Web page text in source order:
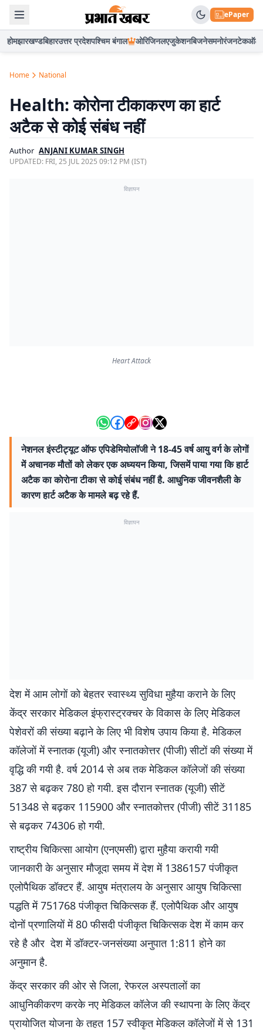
ePaper
होमझारखण्डबिहारउत्तर प्रदेशपश्चिम बंगाल ओरिजिनलएजुकेशनबिजनेसमनोरंजनटेकऑटो
Home National
Health: कोरोना टीकाकरण का हार्ट
अटैक से कोई संबंध नहीं
Author ANJANI KUMAR SINGH
UPDATED: FRI, 25 JUL 2025 09:12 PM (IST)
विज्ञापन
Heart Attack
नेशनल इंस्टीट्यूट ऑफ एपिडेमियोलॉजी ने 18-45 वर्ष आयु वर्ग के लोगों
में अचानक मौतों को लेकर एक अध्ययन किया, जिसमें पाया गया कि हार्ट
अटैक का काेराेना टीका से कोई संबंध नहीं है. आधुनिक जीवनशैली के
कारण हार्ट अटैक के मामले बढ़ रहे हैं.
विज्ञापन
देश में आम लोगों को बेहतर स्वास्थ्य सुविधा मुहैया कराने के लिए
केंद्र सरकार मेडिकल इंफ्रास्ट्रक्चर के विकास के लिए मेडिकल
पेशेवरों की संख्या बढ़ाने के लिए भी विशेष उपाय किया है. मेडिकल
कॉलेजों में स्नातक (यूजी) और स्नातकोत्तर (पीजी) सीटों की संख्या में
वृद्धि की गयी है. वर्ष 2014 से अब तक मेडिकल कॉलेजों की संख्या
387 से बढ़कर 780 हो गयी. इस दौरान स्नातक (यूजी) सीटें
51348 से बढ़कर 115900 और स्नातकोत्तर (पीजी) सीटें 31185
से बढ़कर 74306 हो गयी.
राष्ट्रीय चिकित्सा आयोग (एनएमसी) द्वारा मुहैया करायी गयी
जानकारी के अनुसार मौजूदा समय में देश में 1386157 पंजीकृत
एलोपैथिक डॉक्टर हैं. आयुष मंत्रालय के अनुसार आयुष चिकित्सा
पद्धति में 751768 पंजीकृत चिकित्सक हैं. एलोपैथिक और आयुष
दोनों प्रणालियों में 80 फीसदी पंजीकृत चिकित्सक देश में काम कर
रहे है और देश में डॉक्टर-जनसंख्या अनुपात 1:811 होने का
अनुमान है.
केंद्र सरकार की ओर से जिला, रेफरल अस्पतालों का
आधुनिकीकरण करके नए मेडिकल कॉलेज की स्थापना के लिए केंद्र
प्रायोजित योजना के तहत 157 स्वीकृत मेडिकल कॉलेजों में से 131